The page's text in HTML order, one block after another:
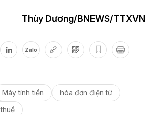
Thùy Dương/BNEWS/TTXVN
Zalo
Máy tính tiền
hóa đơn điện tử
thuế